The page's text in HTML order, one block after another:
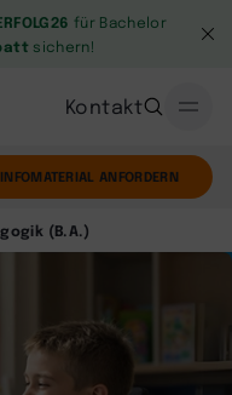
für Bachelor
sichern!
Kontakt
INFOMATERIAL ANFORDERN
(B.A.)